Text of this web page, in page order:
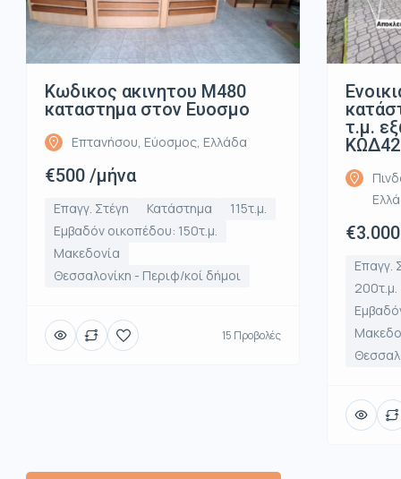
Κωδικος ακινητου Μ480
καταστημα στον Ευοσμο
Επτανήσου, Εύοσμος, Ελλάδα
€500 /μήνα
Επαγγ. Στέγη Κατάστημα
115τ.μ.
Εμβαδόν οικοπέδου: 150τ.μ.
Μακεδονία
Θεσσαλονίκη - Περιφ/κοί δήμοι
15 Προβολές
τ.μ.
Επαγγ.
200τ.μ.